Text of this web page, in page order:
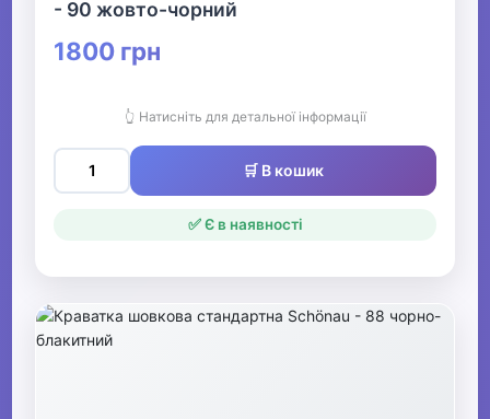
- 90 жовто-чорний
1800 грн
👆 Натисніть для детальної інформації
🛒 В кошик
✅ Є в наявності